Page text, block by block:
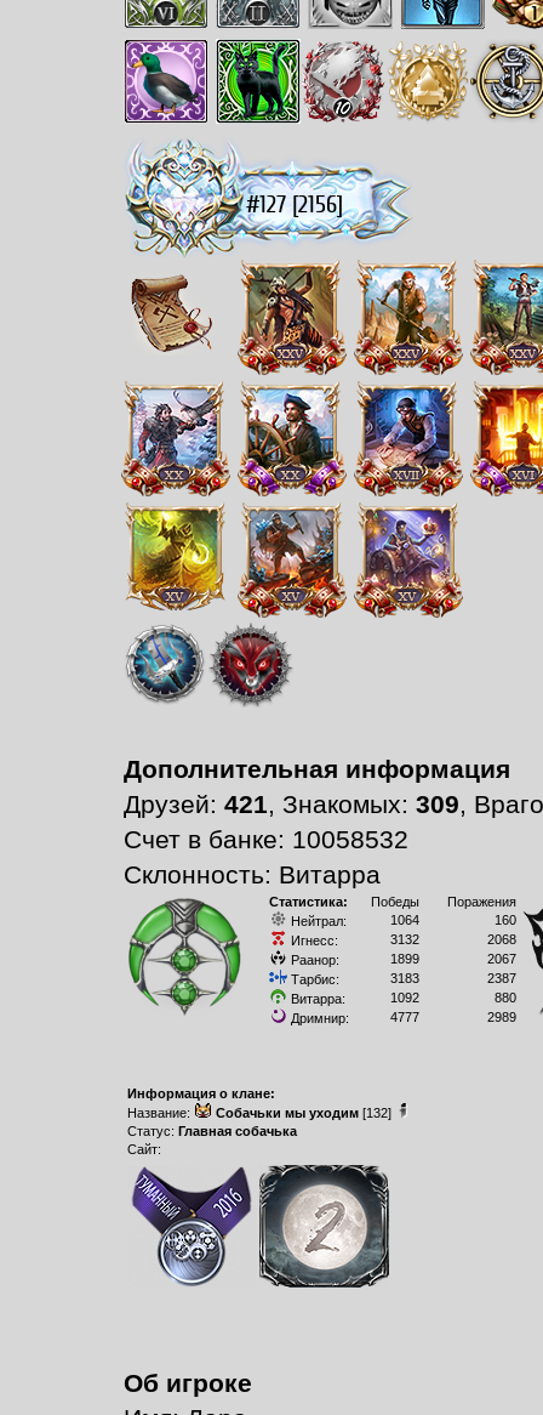
#127 [2156]
Дополнительная информация
Друзей: 421, Знакомых: 309,
Счет в банке: 10058532
Склонность: Витарра
Статистика: Победы
Поражения
Нейтрал:
1064
160
Игнесс:
3132
2068
Раанор:
1899
2067
Тарбис:
3183
2387
Витарра:
1092
880
Дримнир:
4777 2989
Информация о клане:
Название:
Собачьки мы уходим[132]
Статус: Главная собачька
Сайт:
Об игроке